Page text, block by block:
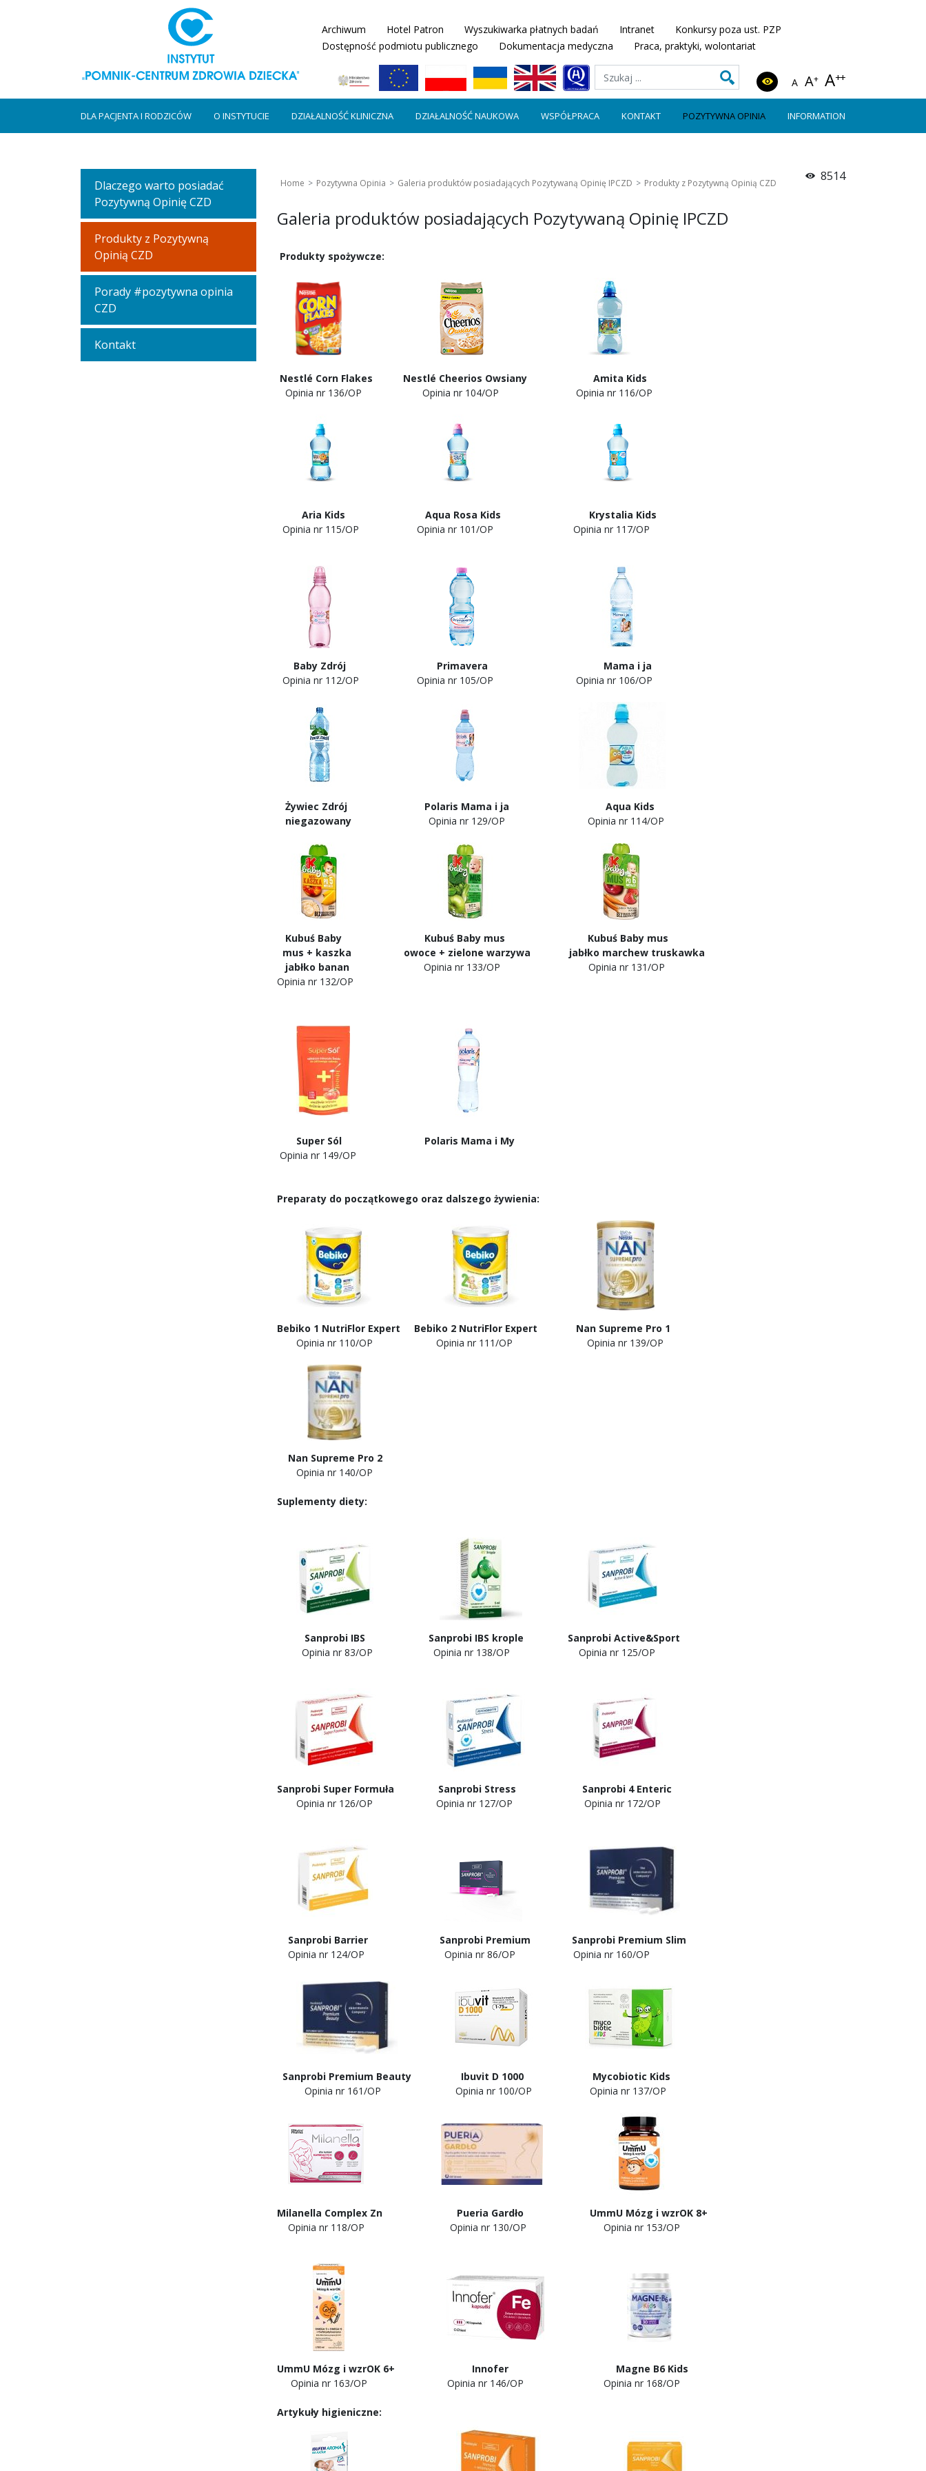
Archiwum Hotel Patron Wyszukiwarka płatnych badań Intranet
Konkursy poza ust. PZP
Dostępność podmiotu publicznego
Dokumentacja medyczna Praca, praktyki, wolontariat
A A+ A++
DLA PACJENTA I RODZICÓW O INSTYTUCIE DZIAŁALNOŚĆ KLINICZNA DZIAŁALNOŚĆ NAUKOWA WSPÓŁPRACA KONTAKT POZYTYWNA OPINIA INFORMATION
Dlaczego warto posiadać
Pozytywną Opinię CZD
Produkty z Pozytywną
Opinią CZD
Porady #pozytywna opinia
CZD
Kontakt
Home Pozytywna Opinia Galeria produktów posiadających Pozytywaną Opinię IPCZD Produkty z Pozytywną Opinią CZD 8514
Galeria produktów posiadających Pozytywaną Opinię IPCZD
Produkty spożywcze:
Nestlé Corn Flakes Nestlé Cheerios Owsiany
Amita Kids
Opinia nr 136/OP
Opinia nr 104/OP Opinia nr 116/OP
Aria Kids Aqua Rosa Kids Krystalia Kids
Opinia nr 115/OP Opinia nr 101/OP Opinia nr 117/OP
Baby Zdrój Primavera Mama i ja
Opinia nr 112/OP Opinia nr 105/OP Opinia nr 106/OP
Żywiec Zdrój Polaris Mama i ja Aqua Kids
niegazowany
Opinia nr 129/OP Opinia nr 114/OP
Kubuś Baby Kubuś Baby mus Kubuś Baby mus
mus + kaszka owoce + zielone warzywa jabłko marchew truskawka
jabłko banan
Opinia nr 133/OP Opinia nr 131/OP
Opinia nr 132/OP
Super Sól Polaris Mama i My
Opinia nr 149/OP
Preparaty do początkowego oraz dalszego żywienia:
Bebiko 1 NutriFlor Expert Bebiko 2 NutriFlor Expert
Nan Supreme Pro 1
Opinia nr 110/OP Opinia nr 111/OP
Opinia nr 139/OP
Nan Supreme Pro 2
Opinia nr 140/OP
Suplementy diety:
Sanprobi IBS Sanprobi IBS krople Sanprobi Active&Sport
Opinia nr 83/OP Opinia nr 138/OP Opinia nr 125/OP
Sanprobi Super Formuła Sanprobi Stress Sanprobi 4 Enteric
Opinia nr 126/OP
Opinia nr 127/OP Opinia nr 172/OP
Sanprobi Barrier Sanprobi Premium
Sanprobi Premium Slim
Opinia nr 124/OP Opinia nr 86/OP Opinia nr 160/OP
Sanprobi Premium Beauty Ibuvit D 1000 Mycobiotic Kids
Opinia nr 161/OP Opinia nr 100/OP
Opinia nr 137/OP
Milanella Complex Zn Pueria Gardło UmmU Mózg i wzrOK 8+
Opinia nr 118/OP Opinia nr 130/OP Opinia nr 153/OP
UmmU Mózg i wzrOK 6+
Innofer Magne B6 Kids
Opinia nr 163/OP Opinia nr 146/OP Opinia nr 168/OP
Artykuły higieniczne: